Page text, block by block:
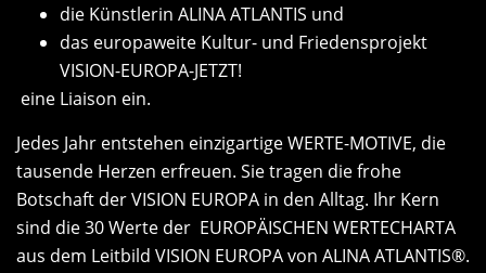
die Künstlerin ALINA ATLANTIS und
das europaweite Kultur- und Friedensprojekt
VISION-EUROPA-JETZT!
eine Liaison ein.
Jedes Jahr entstehen einzigartige WERTE-MOTIVE, die
tausende Herzen erfreuen. Sie tragen die frohe
Botschaft der VISION EUROPA in den Alltag. Ihr Kern
sind die 30 Werte der EUROPÄISCHEN WERTECHARTA
aus dem Leitbild VISION EUROPA von ALINA ATLANTIS®.